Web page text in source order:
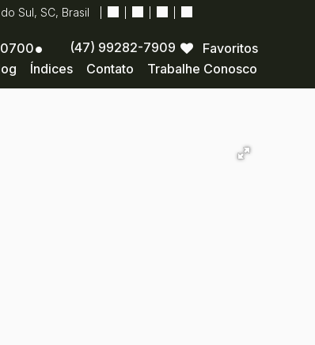
Sul, SC, Brasil
Trabalhe Conosco
Contato
Índices
Favoritos
(47) 99282-7909